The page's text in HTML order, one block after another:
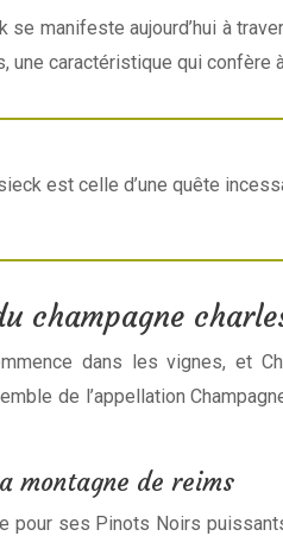
se manifeste aujourd’hui à
une caractéristique qui
est celle d’une quête
champagne
dans les vignes, et
de l’appellation
montagne de reims
pour ses Pinots Noirs